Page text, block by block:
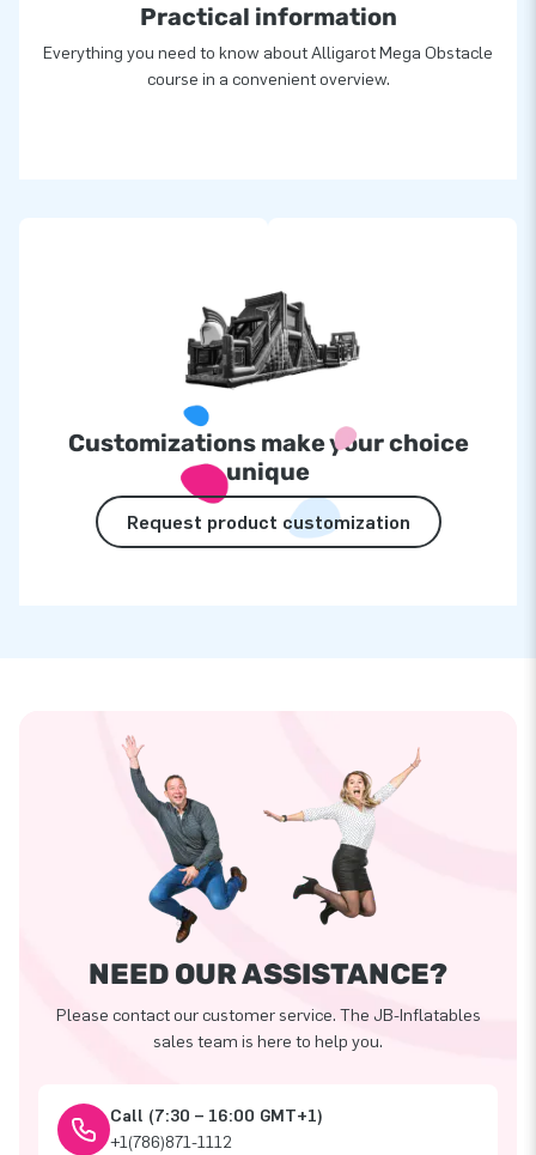
Practical information
Everything you need to know about Alligarot Mega Obstacle
course in a convenient overview.
Customizations make your choice
unique
Request product customization
NEED OUR ASSISTANCE?
Please contact our customer service. The JB-Inflatables
sales team is here to help you.
Call (7:30 – 16:00 GMT+1)
+1(786)871-1112